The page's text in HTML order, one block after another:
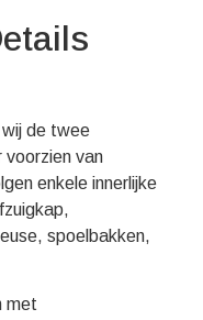
wij de twee
voorzien van
enkele innerlijke
spoelbakken,
met